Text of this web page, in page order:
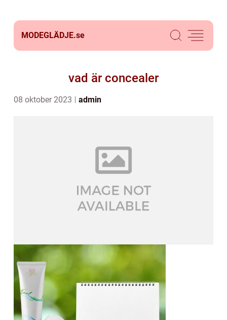
MODEGLÄDJE.se
vad är concealer
08 oktober 2023 admin